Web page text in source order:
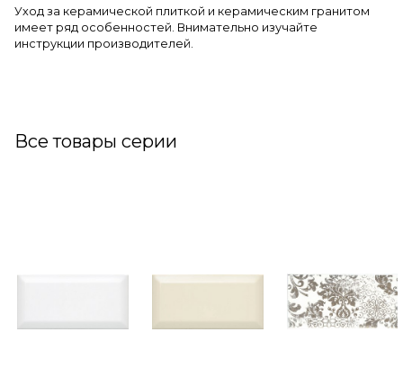
Уход за керамической плиткой и керамическим гранитом
имеет ряд особенностей. Внимательно изучайте
инструкции производителей.
Все товары серии